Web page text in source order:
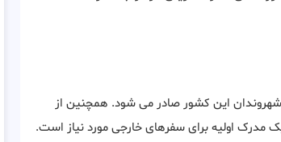
این کشور صادر می شود. همچنین از
مدرک اولیه برای سفرهای خارجی مورد نیاز است.